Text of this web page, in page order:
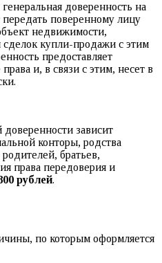
доверенность на
поверенному лицу
недвижимости,
сделок купли-продажи с этим
предоставляет
и, в связи с этим, несет в
зависит
конторы, родства
братьев,
права передоверия и
рублей.
по которым оформляется